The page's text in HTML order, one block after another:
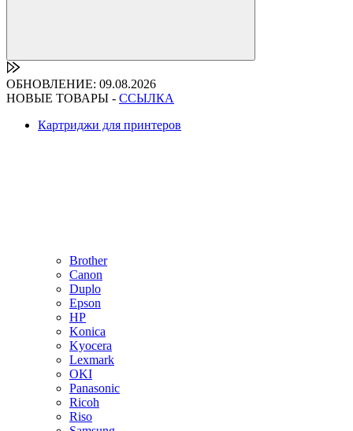
ОБНОВЛЕНИЕ: 09.08.2026
НОВЫЕ ТОВАРЫ - ССЫЛКА
Картриджи для принтеров
Brother
Canon
Duplo
Epson
HP
Konica
Kyocera
Lexmark
OKI
Panasonic
Ricoh
Riso